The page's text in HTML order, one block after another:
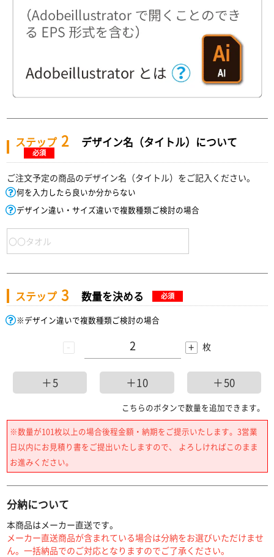
ステップ 2 デザイン名（タイトル）について
必須
ご注文予定の商品のデザイン名（タイトル）をご記入ください。
何を入力したら良いか分からない
デザイン違い・サイズ違いで複数種類ご検討の場合
ステップ 3 数量を決める 必須
※デザイン違いで複数種類ご検討の場合
- + 枚
＋5 ＋10 ＋50
こちらのボタンで数量を追加できます。
※数量が101枚以上の場合後程金額・納期をご提示いたします。3営業
日以内にお見積り書をご提出いたしますので、 よろしければこのまま
お進みください。
分納について
本商品はメーカー直送です。
メーカー直送商品が含まれている場合は分納をお選びいただけませ
ん。一括納品でのご対応となりますのでご了承ください。